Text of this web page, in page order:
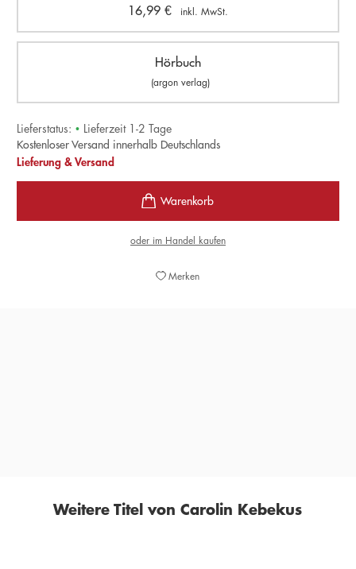
16,99 € inkl. MwSt.
Hörbuch
(argon verlag)
Lieferstatus: • Lieferzeit 1-2 Tage
Kostenloser Versand innerhalb Deutschlands
Lieferung & Versand
oder im Handel kaufen
Merken
Weitere Titel von Carolin Kebekus